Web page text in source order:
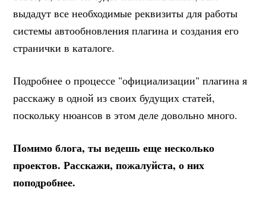
выдадут все необходимые реквизиты для работы
системы автообновления плагина и создания его
странички в каталоге.
Подробнее о процессе "официализации" плагина я
расскажу в одной из своих будущих статей,
поскольку нюансов в этом деле довольно много.
Помимо блога, ты ведешь еще несколько
проектов. Расскажи, пожалуйста, о них
поподробнее.